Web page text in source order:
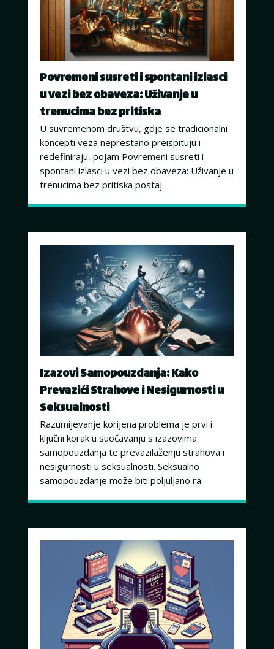
Povremeni susreti i spontani izlasci
u vezi bez obaveza: Uživanje u
trenucima bez pritiska
U suvremenom društvu, gdje se tradicionalni
koncepti veza neprestano preispituju i
redefiniraju, pojam Povremeni susreti i
spontani izlasci u vezi bez obaveza: Uživanje u
trenucima bez pritiska postaj
Izazovi Samopouzdanja: Kako
Prevazići Strahove i Nesigurnosti u
Seksualnosti
Razumijevanje korijena problema je prvi i
ključni korak u suočavanju s izazovima
samopouzdanja te prevazilaženju strahova i
nesigurnosti u seksualnosti. Seksualno
samopouzdanje može biti poljuljano ra